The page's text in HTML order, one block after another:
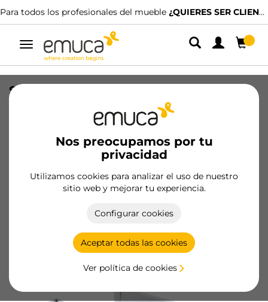
Para todos los profesionales del mueble ¿QUIERES SER CLIENTE?
Alternar
navegación
Nos preocupamos por tu
privacidad
Utilizamos cookies para analizar el uso de nuestro
sitio web y mejorar tu experiencia.
Configurar cookies
Aceptar todas las cookies
Ver política de cookies
Salva sifón rectangular para cajón,
Ficha de producto